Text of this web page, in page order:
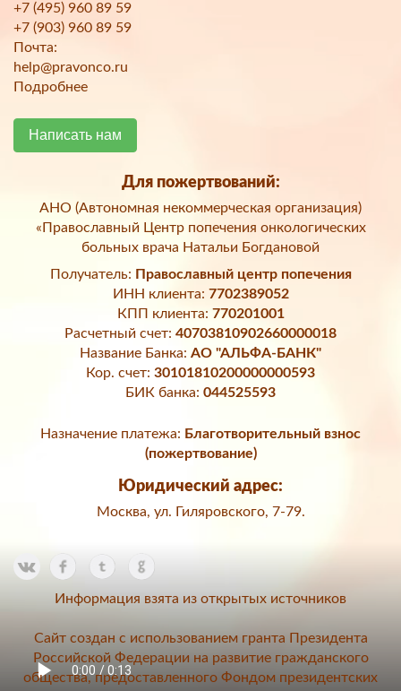
+7 (495) 960 89 59
+7 (903) 960 89 59
Почта:
help@pravonco.ru
Подробнее
Написать нам
Для пожертвований:
АНО (Автономная некоммерческая организация)
«Православный Центр попечения онкологических
больных врача Натальи Богдановой
Получатель: Православный центр попечения
ИНН клиента: 7702389052
КПП клиента: 770201001
Расчетный счет: 40703810902660000018
Название Банка: АО "АЛЬФА-БАНК"
Кор. счет: 30101810200000000593
БИК банка: 044525593
Назначение платежа: Благотворительный взнос
(пожертвование)
Юридический адрес:
Москва, ул. Гиляровского, 7-79.
Информация взята из открытых источников
Сайт создан с использованием гранта Президента
Российской Федерации на развитие гражданского
общества, предоставленного Фондом президентских